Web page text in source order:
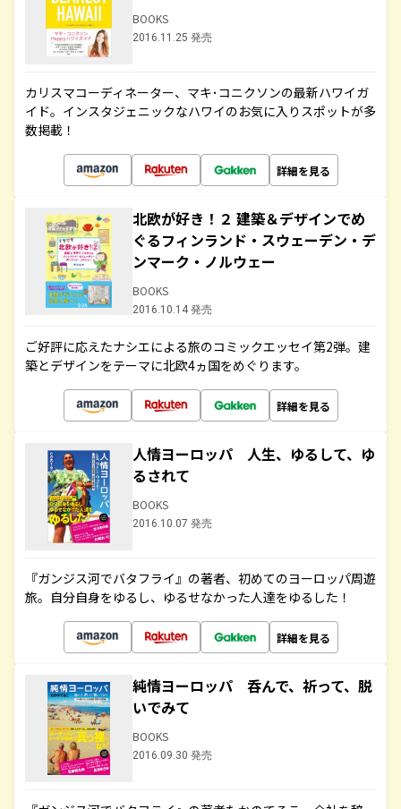
BOOKS
2016.11.25 発売
カリスマコーディネーター、マキ･コニクソンの最新ハワイガ
イド。インスタジェニックなハワイのお気に入りスポットが多
数掲載！
詳細を見る
北欧が好き！２ 建築＆デザインでめ
ぐるフィンランド・スウェーデン・デ
ンマーク・ノルウェー
BOOKS
2016.10.14 発売
ご好評に応えたナシエによる旅のコミックエッセイ第2弾。建
築とデザインをテーマに北欧4ヵ国をめぐります。
詳細を見る
人情ヨーロッパ 人生、ゆるして、ゆ
るされて
BOOKS
2016.10.07 発売
『ガンジス河でバタフライ』の著者、初めてのヨーロッパ周遊
旅。自分自身をゆるし、ゆるせなかった人達をゆるした！
詳細を見る
純情ヨーロッパ 呑んで、祈って、脱
いでみて
BOOKS
2016.09.30 発売